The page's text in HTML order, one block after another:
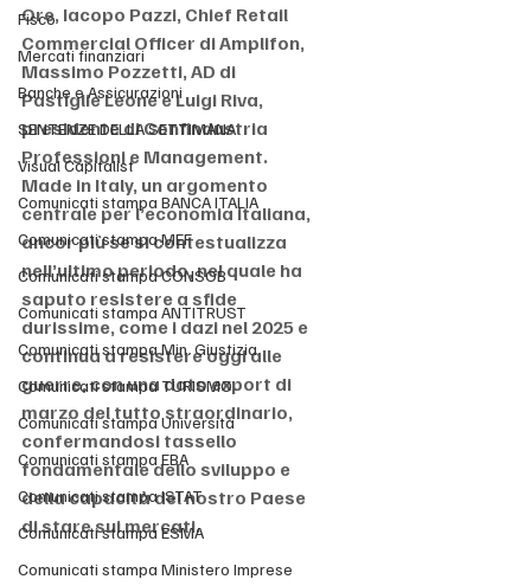
Fisco
Mercati finanziari
Banche e Assicurazioni
SENTENZE DELLA SETTIMANA
Visual Capitalist
Comunicati stampa BANCA ITALIA
Comunicati stampa MEF
Comunicati stampa CONSOB
Comunicati stampa ANTITRUST
Comunicati stampa Min. Giustizia
Comunicati stampa TURISMO
Comunicati stampa Università
Comunicati stampa EBA
Comunicati stampa ISTAT
Comunicati stampa ESMA
Comunicati stampa Ministero Imprese
Ore, Iacopo Pazzi, Chief Retail
Commercial Officer di Amplifon,
Massimo Pozzetti, AD di
Pastiglie Leone e Luigi Riva,
presidente di Confindustria
Professioni e Management.
Made in Italy, un argomento
centrale per l’economia italiana,
ancor più se si contestualizza
nell’ultimo periodo, nel quale ha
saputo resistere a sfide
durissime, come i dazi nel 2025 e
continua a resistere oggi alle
guerre, con una dato export di
marzo del tutto straordinario,
confermandosi tassello
fondamentale dello sviluppo e
della capacità del nostro Paese
di stare sui mercati.